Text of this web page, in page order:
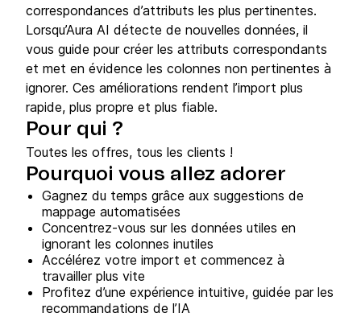
correspondances d’attributs les plus pertinentes.
Lorsqu’Aura AI détecte de nouvelles données, il
vous guide pour créer les attributs correspondants
et met en évidence les colonnes non pertinentes à
ignorer. Ces améliorations rendent l’import plus
rapide, plus propre et plus fiable.
Pour qui ?
Toutes les offres, tous les clients !
Pourquoi vous allez adorer
Gagnez du temps grâce aux suggestions de
mappage automatisées
Concentrez-vous sur les données utiles en
ignorant les colonnes inutiles
Accélérez votre import et commencez à
travailler plus vite
Profitez d’une expérience intuitive, guidée par les
recommandations de l’IA